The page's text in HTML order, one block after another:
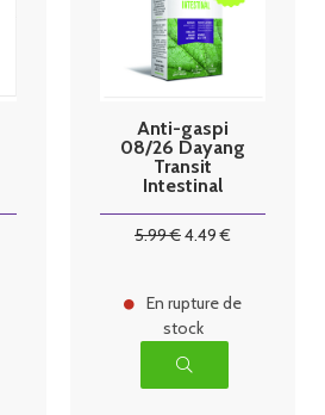
Anti-gaspi
08/26 Dayang
Transit
Intestinal
5.99€4.49 €
En rupture de
stock